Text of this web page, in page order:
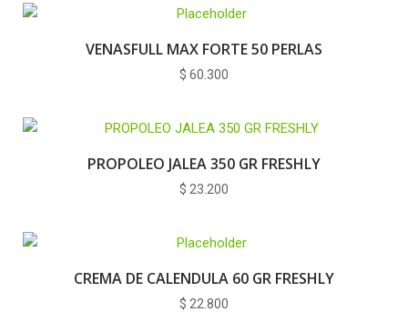
VENASFULL MAX FORTE 50 PERLAS
$ 60.300
PROPOLEO JALEA 350 GR FRESHLY
$ 23.200
CREMA DE CALENDULA 60 GR FRESHLY
$ 22.800